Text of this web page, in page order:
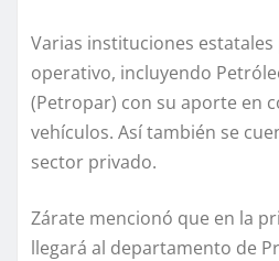
Varias instituciones
operativo, incluyendo
(Petropar) con su aporte en
vehículos. Así también se
sector privado.
Zárate mencionó que en la
llegará al departamento de